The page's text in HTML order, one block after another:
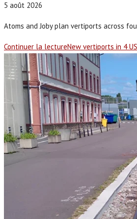
5 août 2026
Atoms and Joby plan vertiports across
Continuer la lectureNew vertiports in 4